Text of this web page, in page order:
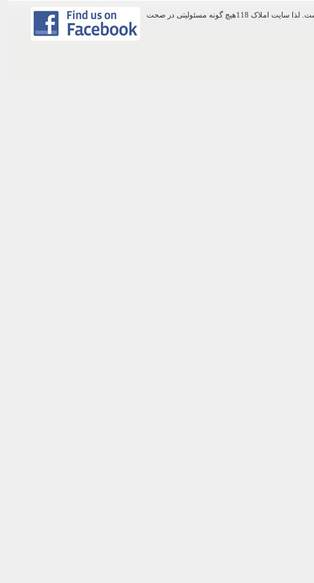
اطلاعات موجود در این وب سایت از طریق کاربران عمومی سایت ثبت شده است. لذا سایت املاک 118هیچ گونه مسئولیتی در صحت